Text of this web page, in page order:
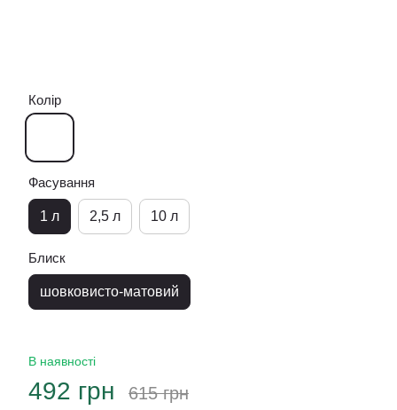
Колір
Фасування
1 л 2,5 л 10 л
Блиск
шовковисто-матовий
В наявності
492 грн 615 грн